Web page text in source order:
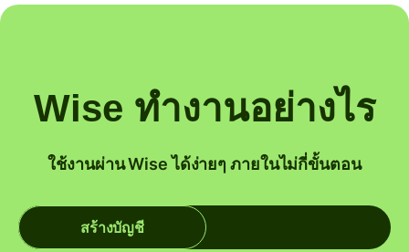
Wise ทำงานอย่างไร
ใช้งานผ่าน Wise ได้ง่ายๆ ภายในไม่กี่ขั้นตอน
สร้างบัญชี